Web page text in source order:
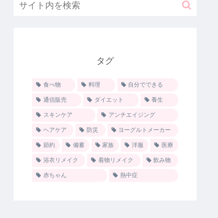
タグ
食べ物 料理 自分でできる
通信販売 ダイエット 養生
スキンケア アンチエイジング
ヘアケア 防災 ヨーグルトメーカー
節約 備蓄 家族 洋服 医療
浴衣リメイク 着物リメイク 飲み物
赤ちゃん 熱中症